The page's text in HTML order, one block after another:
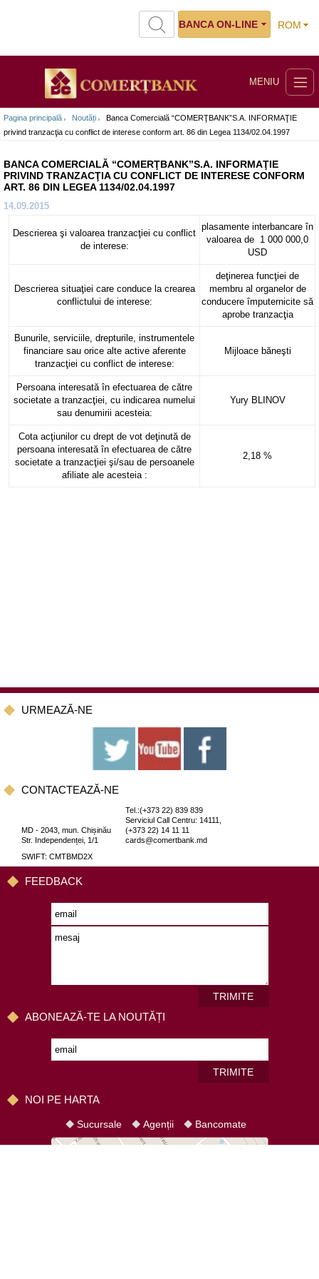
ROM
BANCA ON-LINE
MENIU
Pagina principală Noutăți
Banca Comercială “COMERŢBANK”S.A. INFORMAŢIE
privind tranzacţia cu conflict de interese conform art. 86 din Legea 1134/02.04.1997
BANCA COMERCIALĂ “COMERŢBANK”S.A. INFORMAŢIE
PRIVIND TRANZACŢIA CU CONFLICT DE INTERESE CONFORM
ART. 86 DIN LEGEA 1134/02.04.1997
14.09.2015
Descrierea şi valoarea tranzacţiei cu conflict
de interese:
plasamente interbancare în
valoarea de 1 000 000,0
USD
Descrierea situaţiei care conduce la crearea
conflictului de interese:
deţinerea funcţiei de
membru al organelor de
conducere împuternicite să
aprobe tranzacţia
Bunurile, serviciile, drepturile, instrumentele
financiare sau orice alte active aferente
tranzacţiei cu conflict de interese:
Mijloace băneşti
Persoana interesată în efectuarea de către
societate a tranzacţiei, cu indicarea numelui
sau denumirii acesteia:
Yury BLINOV
Cota acţiunilor cu drept de vot deţinută de
persoana interesată în efectuarea de către
societate a tranzacţiei şi/sau de persoanele
afiliate ale acesteia :
2,18 %
URMEAZĂ-NE
CONTACTEAZĂ-NE
MD - 2043, mun. Chișinău
Str. Independenței, 1/1
Tel.:(+373 22) 839 839
Serviciul Call Centru: 14111,
(+373 22) 14 11 11
cards@comertbank.md
SWIFT: CMTBMD2X
FEEDBACK
TRIMITE
ABONEAZĂ-TE LA NOUTĂȚI
TRIMITE
NOI PE HARTA
Sucursale Agenții Bancomate